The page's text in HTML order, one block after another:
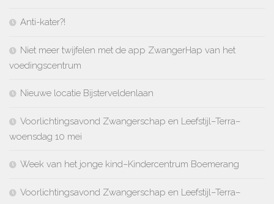
Anti-kater?!
Niet meer twijfelen met de app ZwangerHap van het
voedingscentrum
Nieuwe locatie Bijsterveldenlaan
Voorlichtingsavond Zwangerschap en Leefstijl–Terra–
woensdag 10 mei
Week van het jonge kind–Kindercentrum Boemerang
Voorlichtingsavond Zwangerschap en Leefstijl–Terra–